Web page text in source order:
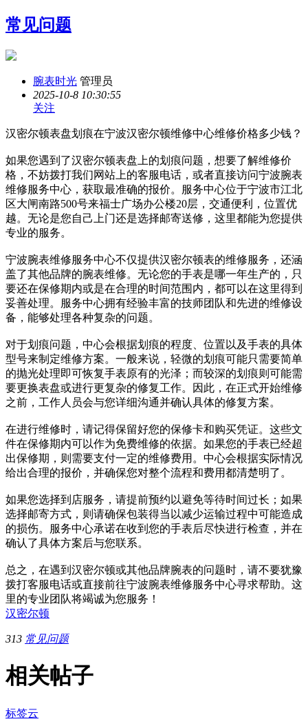
常见问题
腕表时光 管理员
2025-10-8 10:30:55
关注
汉密尔顿表盘划痕在宁波汉密尔顿维修中心维修价格多少钱？
如果您遇到了汉密尔顿表盘上的划痕问题，想要了解维修价
格，不妨拨打我们网站上的客服电话，或者直接访问宁波腕表
维修服务中心，获取最准确的报价。服务中心位于宁波市江北
区大闸南路500号来福士广场办公楼20层，交通便利，位置优
越。无论是您自己上门还是选择邮寄送修，这里都能为您提供
专业的服务。
宁波腕表维修服务中心不仅提供汉密尔顿表的维修服务，还涵
盖了其他品牌的腕表维修。无论您的手表是哪一年生产的，只
要还在保修期内或是在合理的时间范围内，都可以在这里得到
妥善处理。服务中心拥有经验丰富的技师团队和先进的维修设
备，能够处理各种复杂的问题。
对于划痕问题，中心会根据划痕的程度、位置以及手表的具体
型号来制定维修方案。一般来说，轻微的划痕可能只需要简单
的抛光处理即可恢复手表原有的光泽；而较深的划痕则可能需
要更换表盘或进行更复杂的修复工作。因此，在正式开始维修
之前，工作人员会与您详细沟通并确认具体的修复方案。
在进行维修时，请记得保留好您的保修卡和购买凭证。这些文
件在保修期内可以作为免费维修的依据。如果您的手表已经超
出保修期，则需要支付一定的维修费用。中心会根据实际情况
给出合理的报价，并确保您对整个流程和费用都清楚明了。
如果您选择到店服务，请提前预约以避免等待时间过长；如果
选择邮寄方式，则请确保包装得当以减少运输过程中可能造成
的损伤。服务中心承诺在收到您的手表后尽快进行检查，并在
确认了具体方案后与您联系。
总之，在遇到汉密尔顿或其他品牌腕表的问题时，请不要犹豫
拨打客服电话或直接前往宁波腕表维修服务中心寻求帮助。这
里的专业团队将竭诚为您服务！
汉密尔顿
313 常见问题
相关帖子
标签云